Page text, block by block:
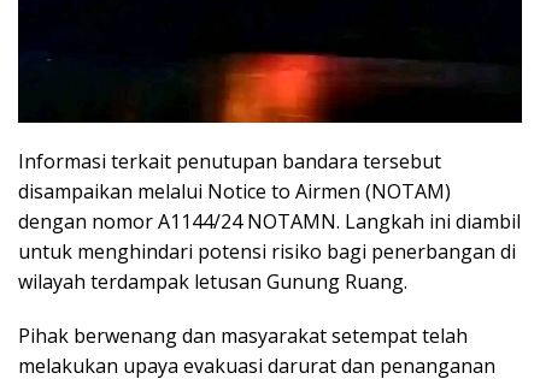
Informasi terkait penutupan bandara tersebut
disampaikan melalui Notice to Airmen (NOTAM)
dengan nomor A1144/24 NOTAMN. Langkah ini diambil
untuk menghindari potensi risiko bagi penerbangan di
wilayah terdampak letusan Gunung Ruang.
Pihak berwenang dan masyarakat setempat telah
melakukan upaya evakuasi darurat dan penanganan